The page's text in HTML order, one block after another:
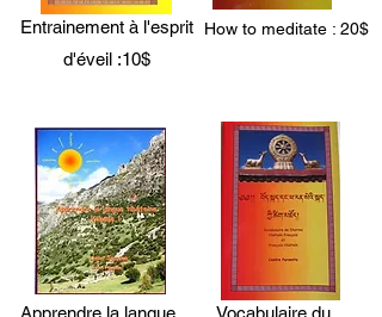
Entrainement à l'esprit
d'éveil :10$
How to meditate : 20$
Apprendre la langue
Vocabulaire du